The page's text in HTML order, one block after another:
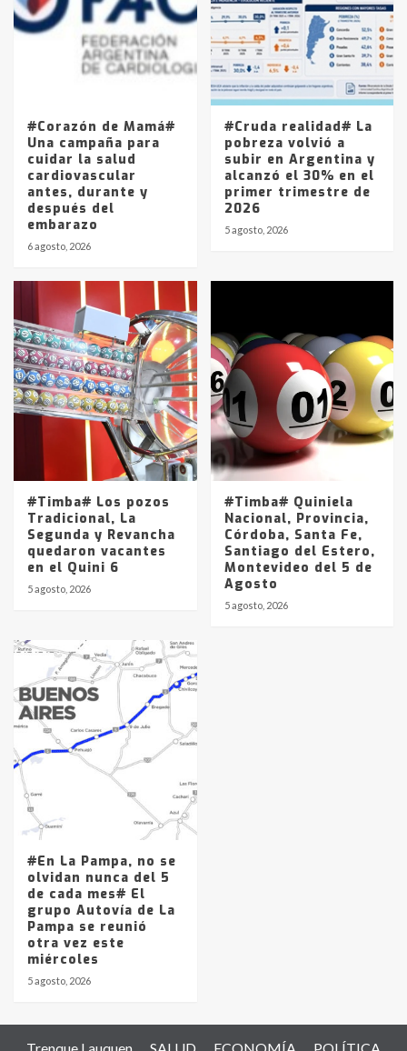
4
Los precios de los combustibles en
La Pampa, desde YPF hasta Axion
entre 857 a 1338 pesos
#Corazón de Mamá#
Una campaña para
cuidar la salud
cardiovascular
antes, durante y
después del
embarazo
6 agosto, 2026
#Cruda realidad# La
pobreza volvió a
subir en Argentina y
alcanzó el 30% en el
primer trimestre de
2026
5 agosto, 2026
#Timba# Los pozos
Tradicional, La
Segunda y Revancha
quedaron vacantes
en el Quini 6
5 agosto, 2026
#Timba# Quiniela
Nacional, Provincia,
Córdoba, Santa Fe,
Santiago del Estero,
Montevideo del 5 de
Agosto
5 agosto, 2026
#En La Pampa, no se
olvidan nunca del 5
de cada mes# El
grupo Autovía de La
Pampa se reunió
otra vez este
miércoles
5 agosto, 2026
Trenque Lauquen SALUD ECONOMÍA POLÍTICA